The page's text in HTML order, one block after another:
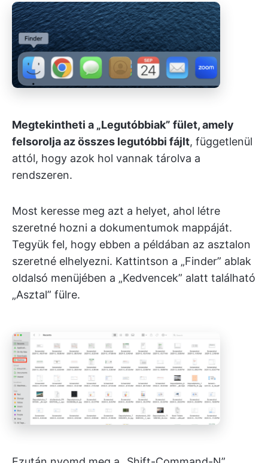
Megtekintheti a „Legutóbbiak” fület, amely
felsorolja az összes legutóbbi fájlt, függetlenül
attól, hogy azok hol vannak tárolva a
rendszeren.
Most keresse meg azt a helyet, ahol létre
szeretné hozni a dokumentumok mappáját.
Tegyük fel, hogy ebben a példában az asztalon
szeretné elhelyezni. Kattintson a „Finder” ablak
oldalsó menüjében a „Kedvencek” alatt található
„Asztal” fülre.